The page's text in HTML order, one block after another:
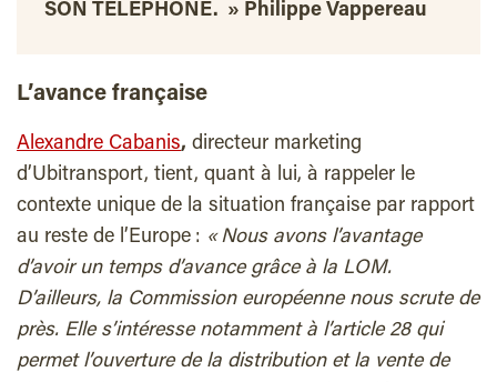
SON TÉLÉPHONE. » Philippe Vappereau
L’avance française
Alexandre Cabanis, directeur marketing
d’Ubitransport, tient, quant à lui, à rappeler le
contexte unique de la situation française par rapport
au reste de l’Europe : « Nous avons l’avantage
d’avoir un temps d’avance grâce à la LOM.
D’ailleurs, la Commission européenne nous scrute de
près. Elle s’intéresse notamment à l’article 28 qui
permet l’ouverture de la distribution et la vente de